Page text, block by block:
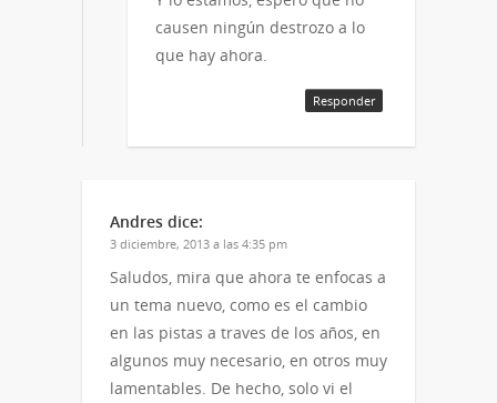
causen ningún destrozo a lo
que hay ahora.
Responder
Andres dice:
3 diciembre, 2013 a las 4:35 pm
Saludos, mira que ahora te enfocas a
un tema nuevo, como es el cambio
en las pistas a traves de los años, en
algunos muy necesario, en otros muy
lamentables. De hecho, solo vi el